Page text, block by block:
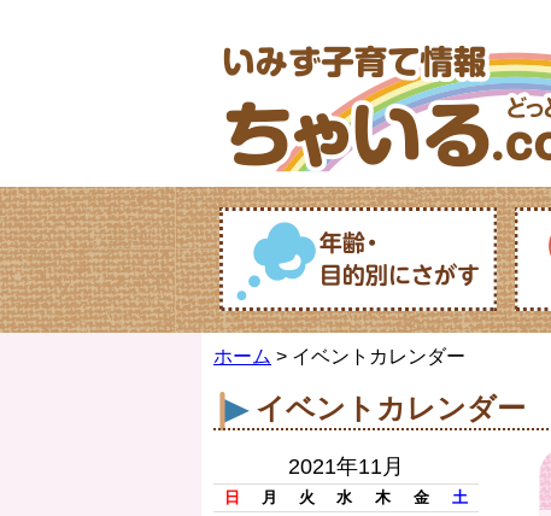
ホーム > イベントカレンダー
イベントカレンダー
2021年11月
日 月 火 水 木 金
土